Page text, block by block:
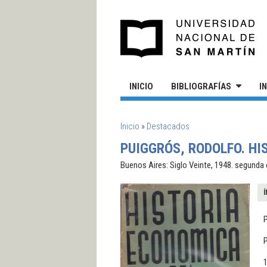
INICIO BIBLIOGRAFÍAS
SE ENCUENTRA USTED AQUÍ
Inicio » Destacados
PUIGGRÓS, RODOLFO.
Buenos Aires: Siglo Veinte, 1948. segunda